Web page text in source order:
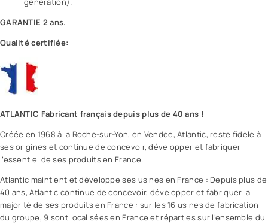
GARANTIE 2 ans.
Qualité certifiée:
ATLANTIC Fabricant français depuis plus de 40 ans !
Créée en 1968 à la Roche-sur-Yon, en Vendée, Atlantic, reste fidèle à
ses origines et continue de concevoir, développer et fabriquer
l’essentiel de ses produits en France.
Atlantic maintient et développe ses usines en France : Depuis plus de
40 ans, Atlantic continue de concevoir, développer et fabriquer la
majorité de ses produits en France : sur les 16 usines de fabrication
du groupe, 9 sont localisées en France et réparties sur l’ensemble du